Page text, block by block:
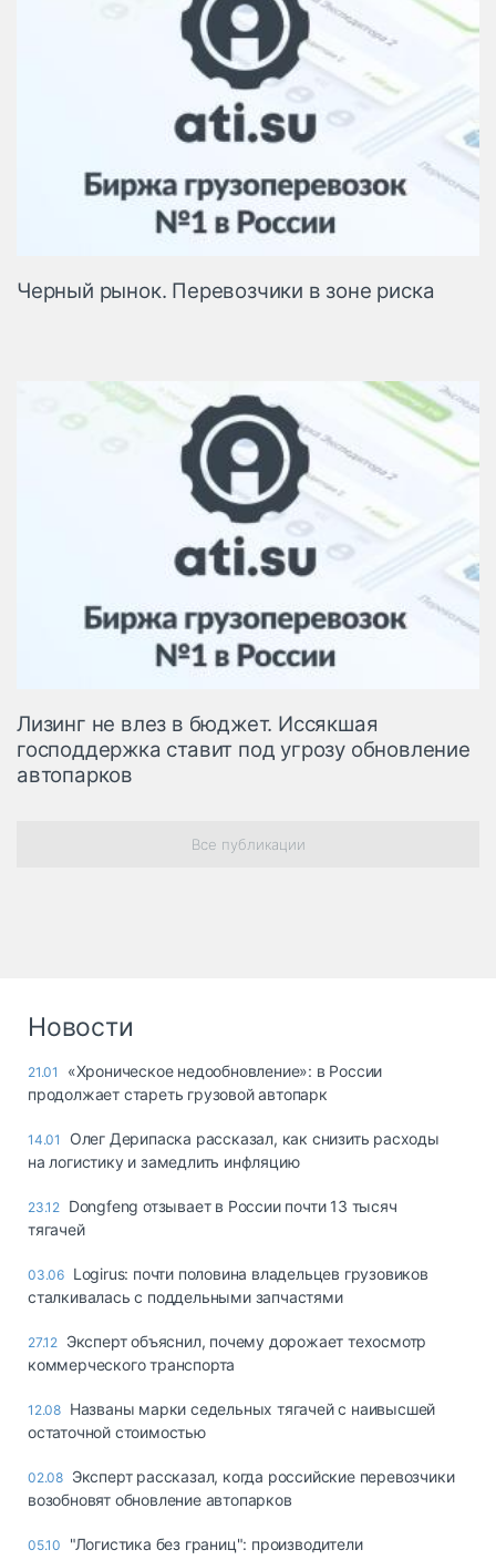
Черный рынок. Перевозчики в зоне риска
Лизинг не влез в бюджет. Иссякшая
господдержка ставит под угрозу обновление
автопарков
Все публикации
Новости
21.01
«Хроническое недообновление»: в России
продолжает стареть грузовой автопарк
14.01
Олег Дерипаска рассказал, как снизить расходы
на логистику и замедлить инфляцию
23.12 Dongfeng отзывает в России почти 13 тысяч
тягачей
03.06 Logirus: почти половина владельцев грузовиков
сталкивалась с поддельными запчастями
27.12 Эксперт объяснил, почему дорожает техосмотр
коммерческого транспорта
12.08 Названы марки седельных тягачей с наивысшей
остаточной стоимостью
02.08 Эксперт рассказал, когда российские перевозчики
возобновят обновление автопарков
05.10
"Логистика без границ": производители